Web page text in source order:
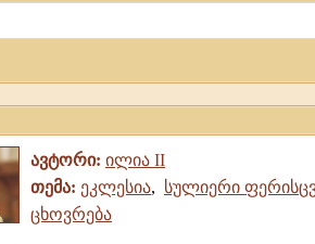
ავტორი: ილია II
თემა: ეკლესია, სულიერი
ცხოვრება